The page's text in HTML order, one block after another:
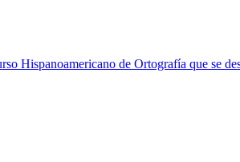
Hispanoamericano de Ortografía que se